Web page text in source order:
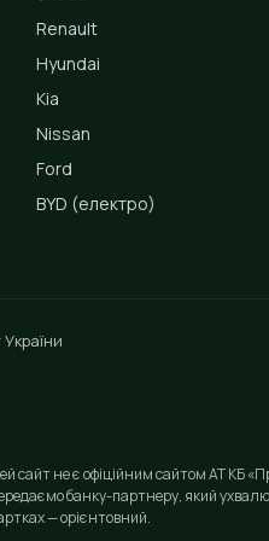
Renault
Hyundai
Kia
Nissan
Ford
BYD (електро)
сайт не є офіційним сайтом АТ КБ
банку-партнеру, який
— орієнтовний.